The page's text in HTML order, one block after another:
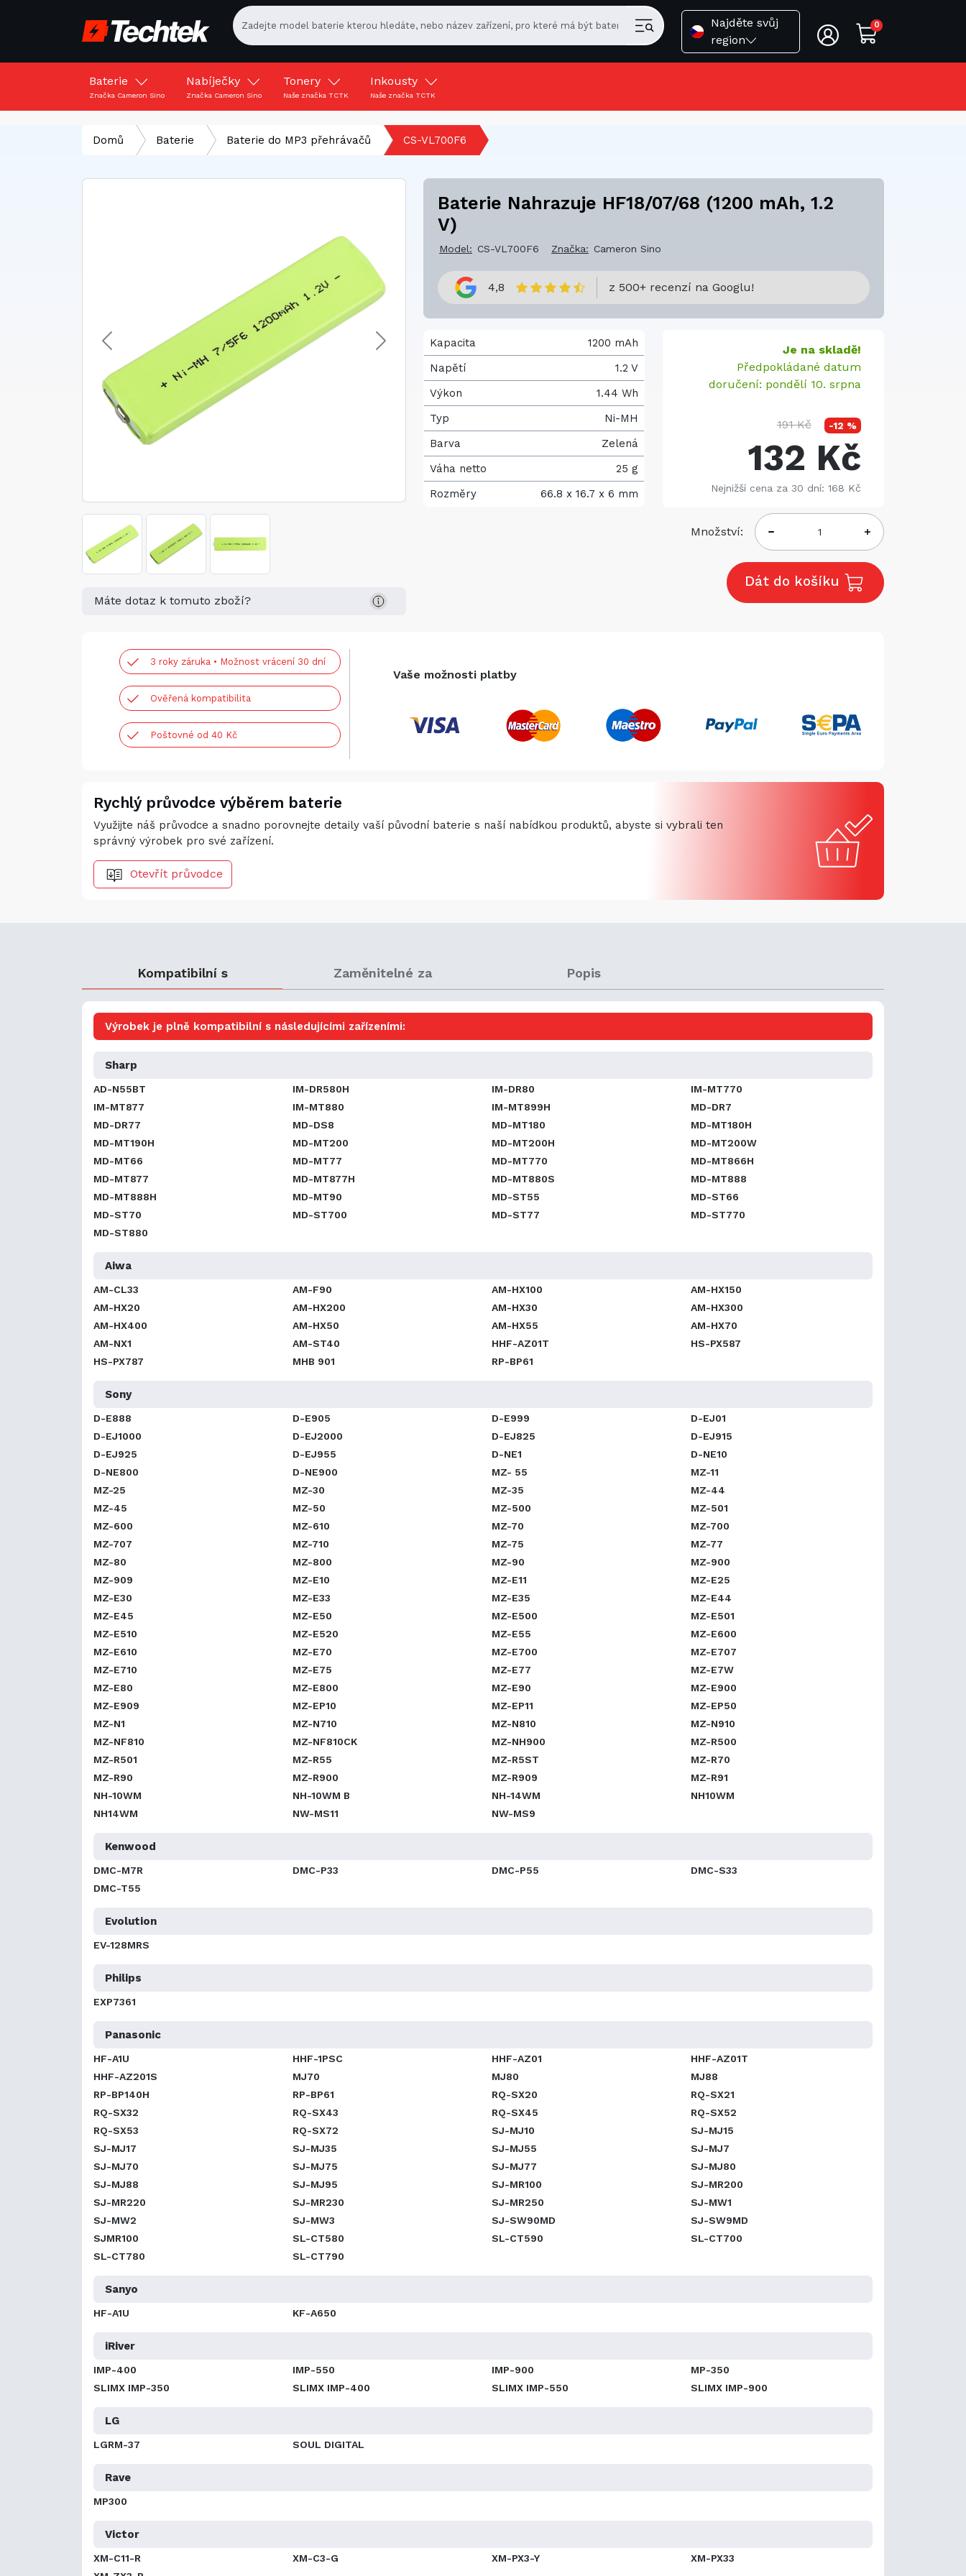
Najděte svůj
region
0
Baterie
Značka Cameron Sino
Nabíječky
Značka Cameron Sino
Tonery
Naše značka TCTK
Inkousty
Naše značka TCTK
Domů Baterie Baterie do MP3 přehrávačů CS-VL700F6
Máte dotaz k tomuto zboží?
Baterie Nahrazuje HF18/07/68 (1200 mAh, 1.2
V)
Model: CS-VL700F6 Značka: Cameron Sino
4,8 z 500+ recenzí na Googlu!
Kapacita
1200 mAh
Napětí
1.2 V
Výkon
1.44 Wh
Typ
Ni-MH
Barva
Zelená
Váha netto
25 g
Rozměry
66.8 x 16.7 x 6 mm
Je na skladě!
Předpokládané datum
doručení: pondělí 10. srpna
191 Kč -12 %
132 Kč
Nejnižší cena za 30 dní: 168 Kč
Množství:
Dát do košíku
3 roky záruka • Možnost vrácení 30 dní
Ověřená kompatibilita
Poštovné od 40 Kč
Vaše možnosti platby
Rychlý průvodce výběrem baterie
Využijte náš průvodce a snadno porovnejte detaily vaší původní baterie s naší nabídkou produktů, abyste si vybrali ten
správný výrobek pro své zařízení.
Otevřít průvodce
Kompatibilní s Zaměnitelné za Popis
Výrobek je plně kompatibilní s následujícími zařízeními:
Sharp
AD-N55BT IM-DR580H IM-DR80
IM-MT770
IM-MT877
IM-MT880 IM-MT899H
MD-DR7
MD-DR77
MD-DS8 MD-MT180
MD-MT180H
MD-MT190H
MD-MT200 MD-MT200H
MD-MT200W
MD-MT66
MD-MT77 MD-MT770
MD-MT866H
MD-MT877
MD-MT877H MD-MT880S
MD-MT888
MD-MT888H
MD-MT90 MD-ST55
MD-ST66
MD-ST70
MD-ST700 MD-ST77
MD-ST770
MD-ST880
Aiwa
AM-CL33 AM-F90 AM-HX100
AM-HX150
AM-HX20
AM-HX200 AM-HX30
AM-HX300
AM-HX400
AM-HX50 AM-HX55
AM-HX70
AM-NX1
AM-ST40 HHF-AZ01T
HS-PX587
HS-PX787
MHB 901 RP-BP61
Sony
D-E888 D-E905 D-E999
D-EJ01
D-EJ1000
D-EJ2000 D-EJ825
D-EJ915
D-EJ925
D-EJ955 D-NE1
D-NE10
D-NE800
D-NE900 MZ- 55
MZ-11
MZ-25
MZ-30 MZ-35
MZ-44
MZ-45
MZ-50 MZ-500
MZ-501
MZ-600
MZ-610 MZ-70
MZ-700
MZ-707
MZ-710 MZ-75
MZ-77
MZ-80
MZ-800 MZ-90
MZ-900
MZ-909
MZ-E10 MZ-E11
MZ-E25
MZ-E30
MZ-E33 MZ-E35
MZ-E44
MZ-E45
MZ-E50 MZ-E500
MZ-E501
MZ-E510
MZ-E520 MZ-E55
MZ-E600
MZ-E610
MZ-E70 MZ-E700
MZ-E707
MZ-E710
MZ-E75 MZ-E77
MZ-E7W
MZ-E80
MZ-E800 MZ-E90
MZ-E900
MZ-E909
MZ-EP10 MZ-EP11
MZ-EP50
MZ-N1
MZ-N710 MZ-N810
MZ-N910
MZ-NF810
MZ-NF810CK MZ-NH900
MZ-R500
MZ-R501
MZ-R55 MZ-R5ST
MZ-R70
MZ-R90
MZ-R900 MZ-R909
MZ-R91
NH-10WM
NH-10WM B NH-14WM
NH10WM
NH14WM
NW-MS11 NW-MS9
Kenwood
DMC-M7R DMC-P33 DMC-P55
DMC-S33
DMC-T55
Evolution
EV-128MRS
Philips
EXP7361
Panasonic
HF-A1U HHF-1PSC HHF-AZ01
HHF-AZ01T
HHF-AZ201S
MJ70 MJ80
MJ88
RP-BP140H
RP-BP61 RQ-SX20
RQ-SX21
RQ-SX32
RQ-SX43 RQ-SX45
RQ-SX52
RQ-SX53
RQ-SX72 SJ-MJ10
SJ-MJ15
SJ-MJ17
SJ-MJ35 SJ-MJ55
SJ-MJ7
SJ-MJ70
SJ-MJ75 SJ-MJ77
SJ-MJ80
SJ-MJ88
SJ-MJ95 SJ-MR100
SJ-MR200
SJ-MR220
SJ-MR230 SJ-MR250
SJ-MW1
SJ-MW2
SJ-MW3 SJ-SW90MD
SJ-SW9MD
SJMR100
SL-CT580 SL-CT590
SL-CT700
SL-CT780
SL-CT790
Sanyo
HF-A1U KF-A650
iRiver
IMP-400 IMP-550 IMP-900
MP-350
SLIMX IMP-350
SLIMX IMP-400 SLIMX IMP-550 SLIMX IMP-900
LG
LGRM-37 SOUL DIGITAL
Rave
MP300
Victor
XM-C11-R XM-C3-G XM-PX3-Y
XM-PX33